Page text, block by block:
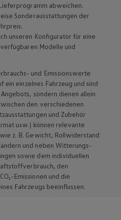
abweichen.
Sonderausstattungen der
unseren Konfigurator für eine
Modelle und
und Emissionswerte
ein einzelnes Fahrzeug und sind
sondern dienen allein
den verschiedenen
und Zubehör
usw.) können relevante
z. B. Gewicht, Rollwiderstand
und neben Witterungs-
sowie dem individuellen
den
Emissionen und die
Fahrzeugs beeinflussen.